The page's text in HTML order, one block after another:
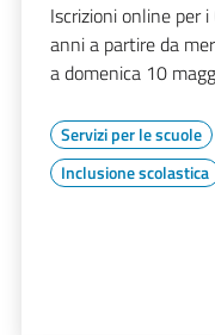
Iscrizioni online per
anni a partire da
a domenica 10
Servizi per le scuole
Inclusione scolastica